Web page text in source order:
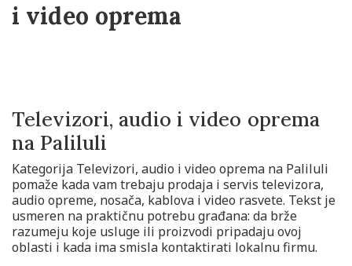
i video oprema
Televizori, audio i video oprema
na Paliluli
Kategorija Televizori, audio i video oprema na Paliluli
pomaže kada vam trebaju prodaja i servis televizora,
audio opreme, nosača, kablova i video rasvete. Tekst je
usmeren na praktičnu potrebu građana: da brže
razumeju koje usluge ili proizvodi pripadaju ovoj
oblasti i kada ima smisla kontaktirati lokalnu firmu.